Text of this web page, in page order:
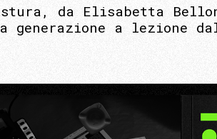
da Elisabetta
generazione a lezione